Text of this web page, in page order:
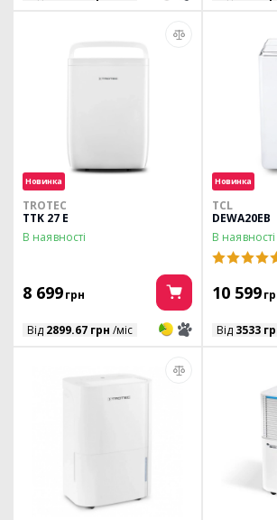
Новинка
TROTEC
TTK 27 E
В наявності
8 699грн
Від 2899.67 грн /міс 3 3
Новинка
TCL
DEWA20EB
В наявності
10 599
Від 3533